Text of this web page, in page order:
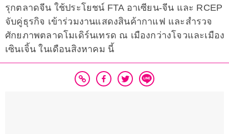
รุกตลาดจีน ใช้ประโยชน์ FTA อาเซียน-จีน และ RCEP
จับคู่ธุรกิจ เข้าร่วมงานแสดงสินค้ากาแฟ และสำรวจ
ศักยภาพตลาดโมเดิร์นเทรด ณ เมืองกว่างโจวและเมือง
เซินเจิ้น ในเดือนสิงหาคม นี้